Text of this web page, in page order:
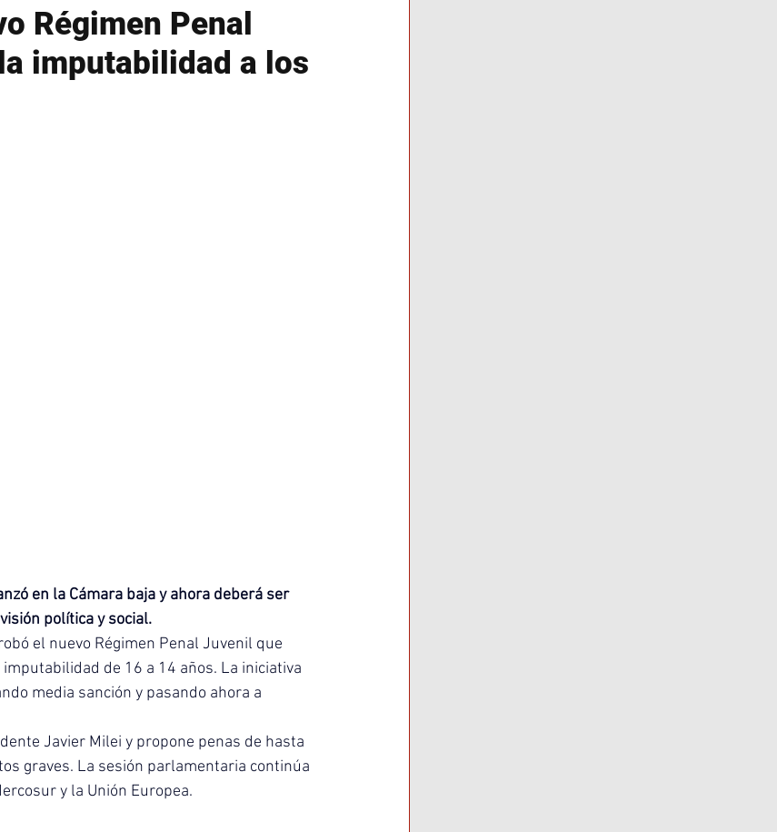
Régimen Penal
imputabilidad a los
en la Cámara baja y ahora deberá ser
política y social.
el nuevo Régimen Penal Juvenil que
de 16 a 14 años. La iniciativa
media sanción y pasando ahora a
Javier Milei y propone penas de hasta
graves. La sesión parlamentaria continúa
y la Unión Europea.